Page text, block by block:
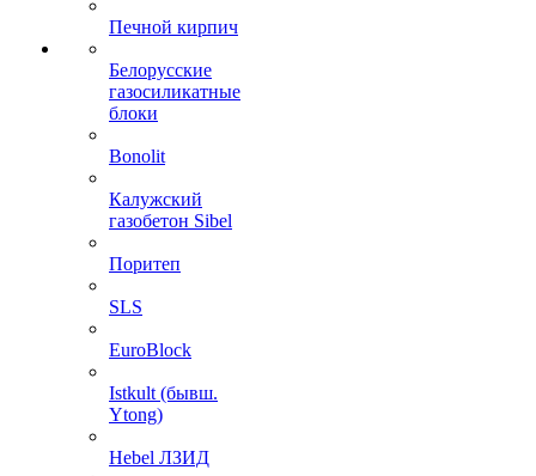
Печной кирпич
Белорусские
газосиликатные
блоки
Bonolit
Калужский
газобетон Sibel
Поритеп
SLS
EuroBlock
Istkult (бывш.
Ytong)
Hebel ЛЗИД